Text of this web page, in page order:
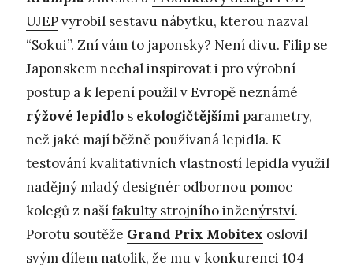
UJEPvyrobil sestavu nábytku, kterou nazval
“Sokui”. Zní vám to japonsky? Není divu. Filip se
Japonskem nechal inspirovat i pro výrobní
postup a k lepení použil v Evropě neznámé
rýžové lepidlo s ekologičtějšími parametry,
než jaké mají běžně používaná lepidla. K
testování kvalitativních vlastností lepidla využil
nadějný mladý designér odbornou pomoc
kolegů z našífakulty strojního inženýrství.
Porotu soutěže Grand Prix Mobitex oslovil
svým dílem natolik, že mu v konkurenci 104